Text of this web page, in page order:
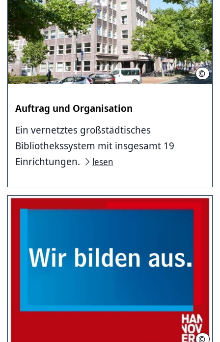
© LHH
Auftrag und Organisation
Ein vernetztes großstädtisches
Bibliothekssystem mit insgesamt 19
Einrichtungen.
lesen
©